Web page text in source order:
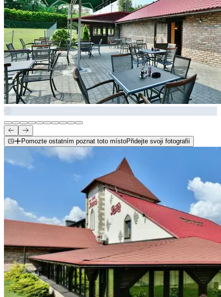
Pomozte ostatním poznat toto místoPřidejte svoji fotografii